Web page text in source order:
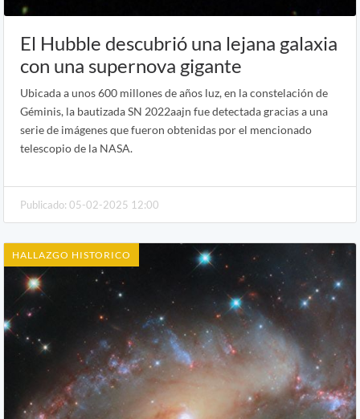
El Hubble descubrió una lejana galaxia
con una supernova gigante
Ubicada a unos 600 millones de años luz, en la constelación de
Géminis, la bautizada SN 2022aajn fue detectada gracias a una
serie de imágenes que fueron obtenidas por el mencionado
telescopio de la NASA.
Publicado: 05-02-2025 12:00
HALLAZGO HISTORICO